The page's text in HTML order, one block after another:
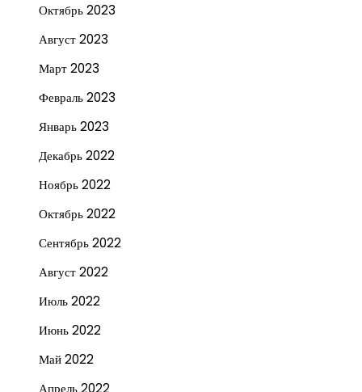
Октябрь 2023
Август 2023
Март 2023
Февраль 2023
Январь 2023
Декабрь 2022
Ноябрь 2022
Октябрь 2022
Сентябрь 2022
Август 2022
Июль 2022
Июнь 2022
Май 2022
Апрель 2022